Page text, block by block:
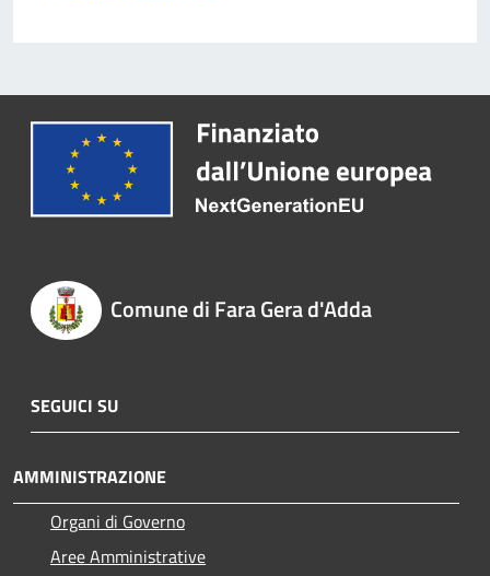
Comune di Fara Gera d'Adda
SEGUICI SU
AMMINISTRAZIONE
Organi di Governo
Aree Amministrative